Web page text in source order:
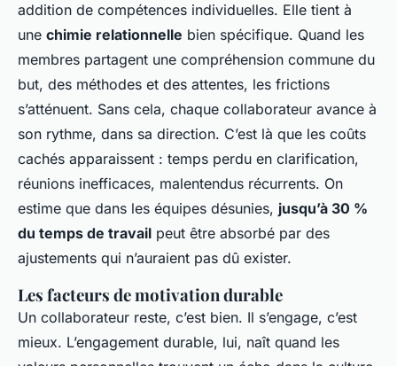
addition de compétences individuelles. Elle tient à
une chimie relationnelle bien spécifique. Quand les
membres partagent une compréhension commune du
but, des méthodes et des attentes, les frictions
s’atténuent. Sans cela, chaque collaborateur avance à
son rythme, dans sa direction. C’est là que les coûts
cachés apparaissent : temps perdu en clarification,
réunions inefficaces, malentendus récurrents. On
estime que dans les équipes désunies, jusqu’à 30 %
du temps de travail peut être absorbé par des
ajustements qui n’auraient pas dû exister.
Les facteurs de motivation durable
Un collaborateur reste, c’est bien. Il s’engage, c’est
mieux. L’engagement durable, lui, naît quand les